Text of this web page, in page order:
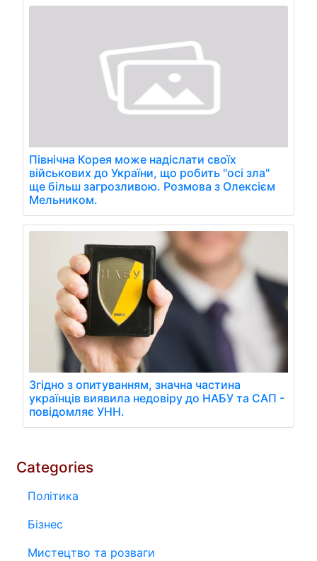
Північна Корея може надіслати своїх
військових до України, що робить "осі зла"
ще більш загрозливою. Розмова з Олексієм
Мельником.
Згідно з опитуванням, значна частина
українців виявила недовіру до НАБУ та САП -
повідомляє УНН.
Categories
Політика
Бізнес
Мистецтво та розваги